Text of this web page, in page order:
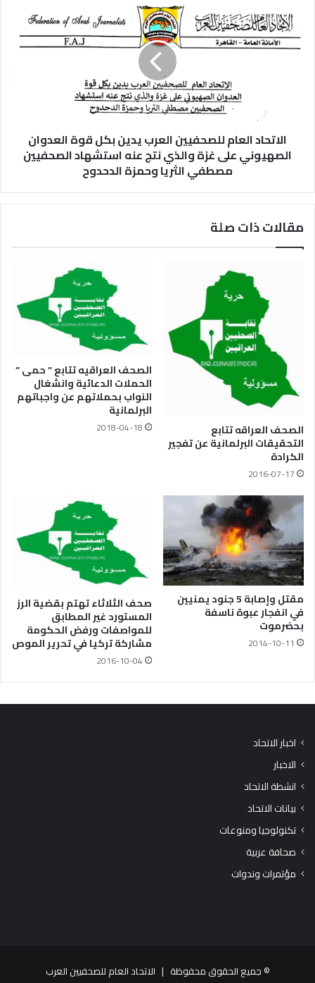
الاتحاد العام للصحفيين العرب يدين بكل قوة العدوان
الصهيوني على غزة والذي نتج عنه استشهاد الصحفيين
مصطفي الثريا وحمزة الدحدوح
مقالات ذات صلة
الصحف العراقه تتابع
التحقيقات البرلمانية عن تفجير
الكرادة
2016-07-17
الصحف العراقيه تتابع ” حمى ”
الحملات الدعائية وانشغال
النواب بحملاتهم عن واجباتهم
البرلمانية
2018-04-18
مقتل وإصابة 5 جنود يمنيين
في انفجار عبوة ناسفة
بحضرموت
2014-10-11
صحف الثلاثاء تهتم بقضية الرز
المستورد غير المطابق
للمواصفات ورفض الحكومة
مشاركة تركيا في تحرير الموص
2016-10-04
اخبار الاتحاد
الاخبار
انشطة الاتحاد
بيانات الاتحاد
تكنولوجيا ومنوعات
صحافة عربية
مؤتمرات وندوات
© جميع الحقوق محفوظة | الاتحاد العام للصحفيين العرب